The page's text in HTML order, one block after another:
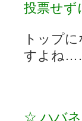
投票せず
トップ
すよね
☆ ハバ